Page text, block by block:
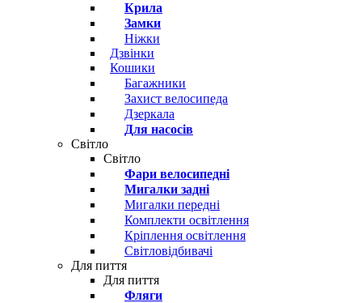
Крила
Замки
Ніжки
Дзвінки
Кошики
Багажники
Захист велосипеда
Дзеркала
Для насосів
Світло
Світло
Фари велосипедні
Мигалки задні
Мигалки передні
Комплекти освітлення
Кріплення освітлення
Світловідбивачі
Для пиття
Для пиття
Фляги